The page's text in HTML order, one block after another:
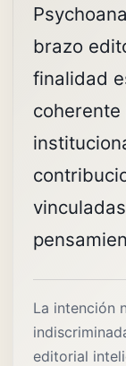
brazo
finalidad
La intención
editorial